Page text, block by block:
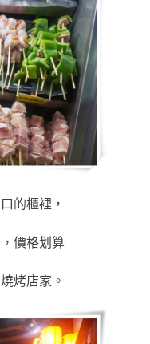
的櫃裡，
價格划算
烤店家。